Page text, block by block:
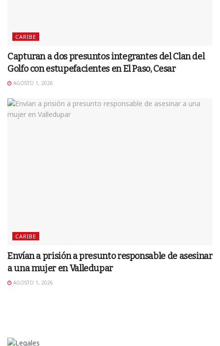
CARIBE
Capturan a dos presuntos integrantes del Clan del
Golfo con estupefacientes en El Paso, Cesar
AGOSTO 1, 2026
CARIBE
Envían a prisión a presunto responsable de asesinar
a una mujer en Valledupar
AGOSTO 1, 2026